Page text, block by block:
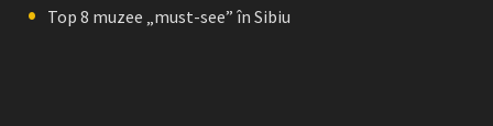
Top 8 muzee „must-see” în Sibiu